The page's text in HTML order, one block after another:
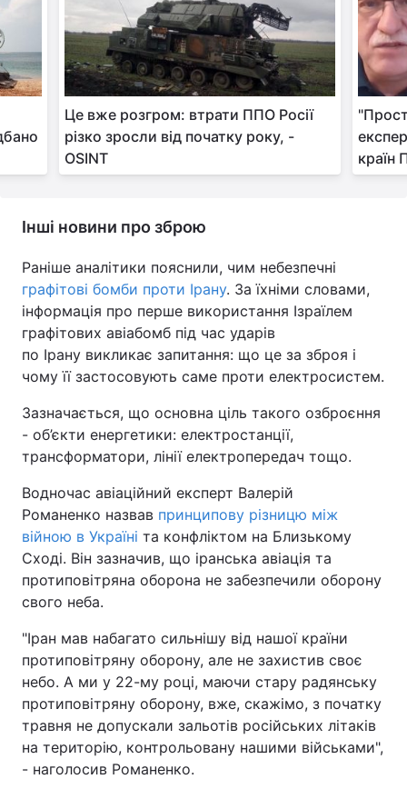
Це вже розгром: втрати ППО Росії
різко зросли від початку року, -
OSINT
країн
Інші новини про зброю
Раніше аналітики пояснили, чим небезпечні
графітові бомби проти Ірану. За їхніми словами,
інформація про перше використання Ізраїлем
графітових авіабомб під час ударів
по Ірану викликає запитання: що це за зброя і
чому її застосовують саме проти електросистем.
Зазначається, що основна ціль такого озброєння
- об’єкти енергетики: електростанції,
трансформатори, лінії електропередач тощо.
Водночас авіаційний експерт Валерій
Романенко назвав принципову різницю між
війною в Україні та конфліктом на Близькому
Сході. Він зазначив, що іранська авіація та
протиповітряна оборона не забезпечили оборону
свого неба.
"Іран мав набагато сильнішу від нашої країни
протиповітряну оборону, але не захистив своє
небо. А ми у 22-му році, маючи стару радянську
протиповітряну оборону, вже, скажімо, з початку
травня не допускали зальотів російських літаків
на територію, контрольовану нашими військами",
- наголосив Романенко.